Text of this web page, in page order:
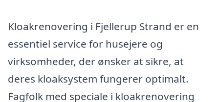
Kloakrenovering i Fjellerup Strand er en
essentiel service for husejere og
virksomheder, der ønsker at sikre, at
deres kloaksystem fungerer optimalt.
Fagfolk med speciale i kloakrenovering